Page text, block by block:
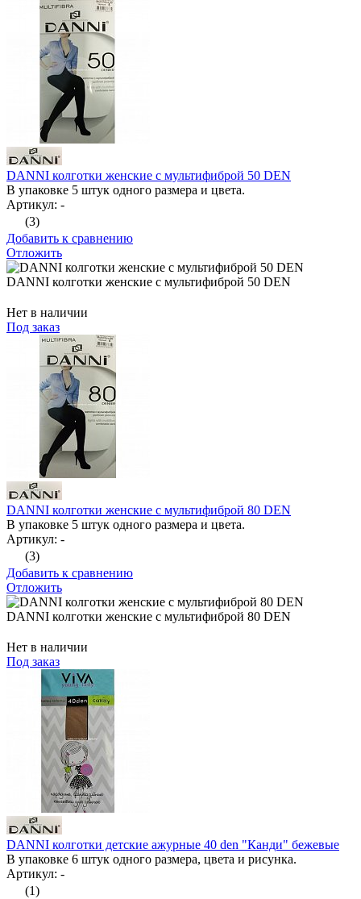
DANNI колготки женские с мультифиброй 50 DEN
В упаковке 5 штук одного размера и цвета.
Артикул: -
(3)
Добавить к сравнению
Отложить
DANNI колготки женские с мультифиброй 50 DEN
Нет в наличии
Под заказ
DANNI колготки женские с мультифиброй 80 DEN
В упаковке 5 штук одного размера и цвета.
Артикул: -
(3)
Добавить к сравнению
Отложить
DANNI колготки женские с мультифиброй 80 DEN
Нет в наличии
Под заказ
DANNI колготки детские ажурные 40 den "Канди" бежевые
В упаковке 6 штук одного размера, цвета и рисунка.
Артикул: -
(1)